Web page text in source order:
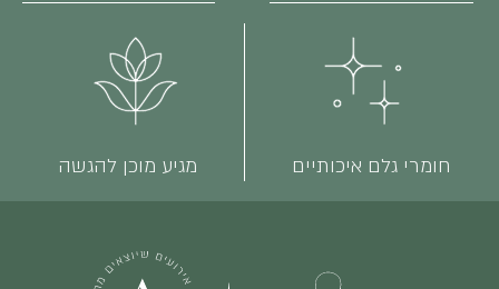
חומרי גלם איכותיים מגיע מוכן להגשה